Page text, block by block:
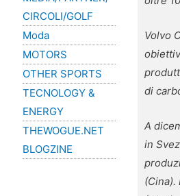
CIRCOLI/GOLF
Moda
MOTORS
OTHER SPORTS
TECNOLOGY &
ENERGY
THEWOGUE.NET
BLOGZINE
Volvo
di
A
in